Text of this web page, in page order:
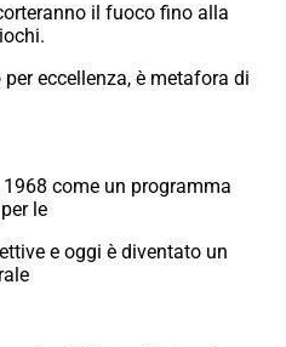
il fuoco fino alla
eccellenza, è metafora di
come un programma
le
e oggi è diventato un